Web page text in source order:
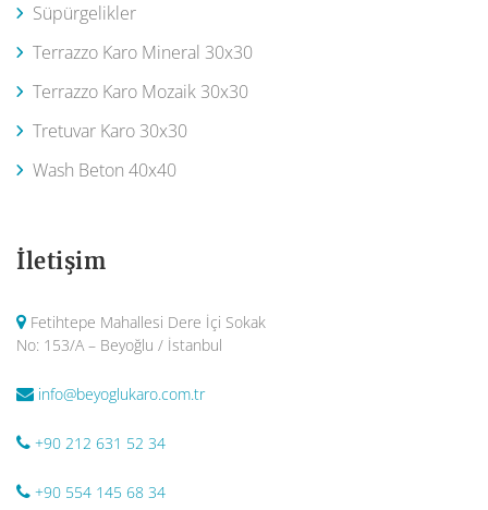
Süpürgelikler
Terrazzo Karo Mineral 30x30
Terrazzo Karo Mozaik 30x30
Tretuvar Karo 30x30
Wash Beton 40x40
İletişim
Fetihtepe Mahallesi Dere İçi Sokak
No: 153/A – Beyoğlu / İstanbul
info@beyoglukaro.com.tr
+90 212 631 52 34
+90 554 145 68 34